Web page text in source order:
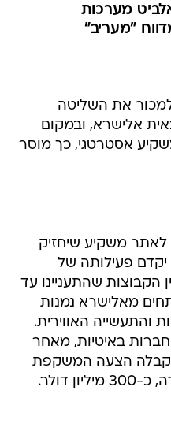
מערכות
"מעריב"
למכור את השליטה
אלישרא, ובמקום
אסטרטגי, כך מוסר
לאתר משקיע שיחזיק
יקדם פעילותה של
הקבוצות שהתעניינו עד
מאלישרא נמנות
והתעשייה האווירית.
באיטיות, מאחר
הצעה המשקפת
דולר.